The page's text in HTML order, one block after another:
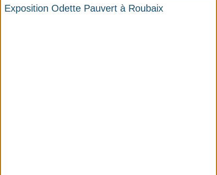
Exposition Odette Pauvert à Roubaix